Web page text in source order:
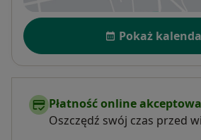
Dostępność
Pokaż
Płatność online
Oszczędź swój czas przed